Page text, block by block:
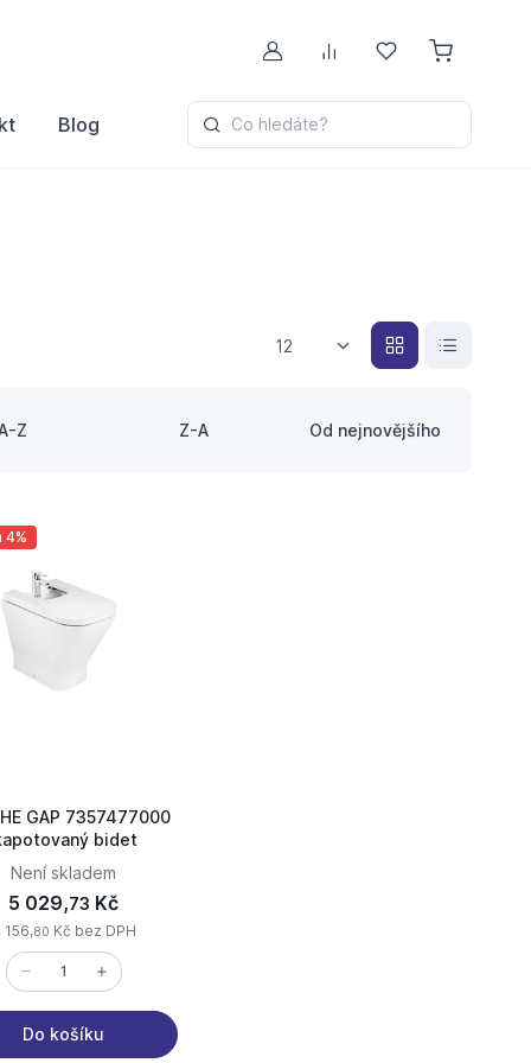
Můj účetPorovnávání
Oblíbené
Blog Co hledáte?
12
Z Z-A Od nejnovějšího
4%
GAP 7357477000
bidet
Není skladem
5 029,73 Kč
156,80 Kč bez DPH
Do košíku